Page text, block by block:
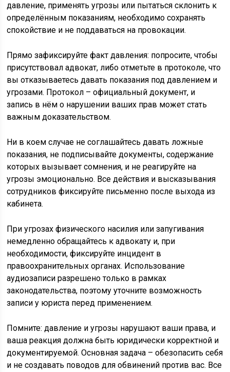
давление, применять угрозы или пытаться склонить к
определённым показаниям, необходимо сохранять
спокойствие и не поддаваться на провокации.
Прямо зафиксируйте факт давления: попросите, чтобы
присутствовал адвокат, либо отметьте в протоколе, что
вы отказываетесь давать показания под давлением и
угрозами. Протокол – официальный документ, и
запись в нём о нарушении ваших прав может стать
важным доказательством.
Ни в коем случае не соглашайтесь давать ложные
показания, не подписывайте документы, содержание
которых вызывает сомнения, и не реагируйте на
угрозы эмоционально. Все действия и высказывания
сотрудников фиксируйте письменно после выхода из
кабинета.
При угрозах физического насилия или запугивания
немедленно обращайтесь к адвокату и, при
необходимости, фиксируйте инцидент в
правоохранительных органах. Использование
аудиозаписи разрешено только в рамках
законодательства, поэтому уточните возможность
записи у юриста перед применением.
Помните: давление и угрозы нарушают ваши права, и
ваша реакция должна быть юридически корректной и
документируемой. Основная задача – обезопасить себя
и не создавать поводов для обвинений против вас. Все